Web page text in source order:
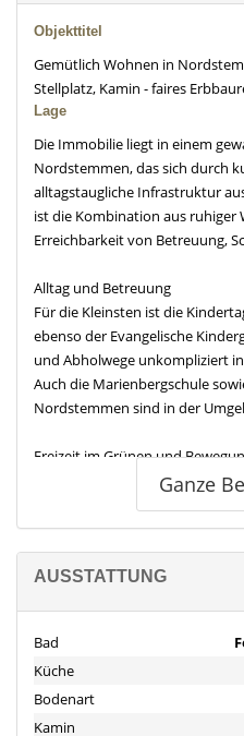
Objekttitel
Gemütlich Wohnen in
Stellplatz, Kamin - faires
Lage
Die Immobilie liegt in einem
Nordstemmen, das sich durch
alltagstaugliche Infrastruktur
ist die Kombination aus ruhiger
Erreichbarkeit von Betreuung,
Alltag und Betreuung
Für die Kleinsten ist die
ebenso der Evangelische
und Abholwege unkompliziert
Auch die Marienbergschule
Nordstemmen sind in der
Freizeit im Grünen und
Direkt in der Nachbarschaft
Ergänzt wird das Angebot
sowie Sportmöglichkeiten wie
Sporthalle. So sind Bewegung,
Einkaufen und Versorgung
Für die Nahversorgung stehen
Auswahl, darunter Netto
Eine Drogerie wie Rossmann
Ganze
AUSSTATTUNG
Bad
Küche
Bodenart
Kamin